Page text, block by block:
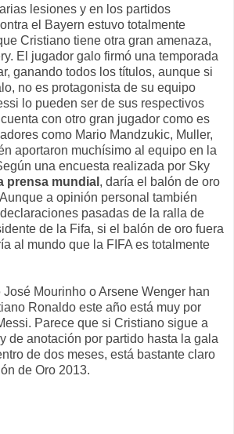
lesiones y en los partidos
el Bayern estuvo totalmente
Cristiano tiene otra gran amenaza,
El jugador galo firmó una temporada
ganando todos los títulos, aunque si
no es protagonista de su equipo
lo pueden ser de sus respectivos
con otro gran jugador como es
como Mario Mandzukic, Muller,
aportaron muchísimo al equipo en la
una encuesta realizada por Sky
prensa mundial , daría el balón de oro
a opinión personal también
pasadas de la ralla de
de la Fifa, si el balón de oro fuera
al mundo que la FIFA es totalmente
Mourinho o Arsene Wenger han
Ronaldo este año está muy por
Parece que si Cristiano sigue a
de anotación por partido hasta la gala
de dos meses, está bastante claro
de Oro 2013.